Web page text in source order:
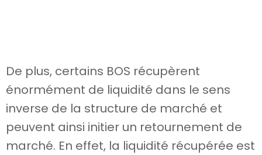
De plus, certains BOS récupèrent
énormément de liquidité dans le sens
inverse de la structure de marché et
peuvent ainsi initier un retournement de
marché. En effet, la liquidité récupérée est